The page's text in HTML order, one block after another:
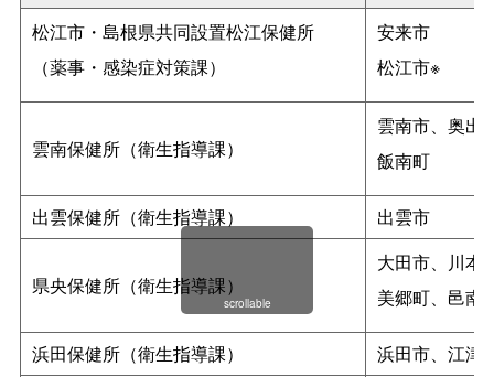
松江市・島根県共同設置松江保健所
（薬事・感染症対策課）
安来市
松江市※
雲南保健所（衛生指導課）
雲南市、奥出
飯南町
出雲保健所（衛生指導課） 出雲市
県央保健所（衛生指導課）
大田市、川本
美郷町、邑南
浜田保健所（衛生指導課） 浜田市、江津
scrollable